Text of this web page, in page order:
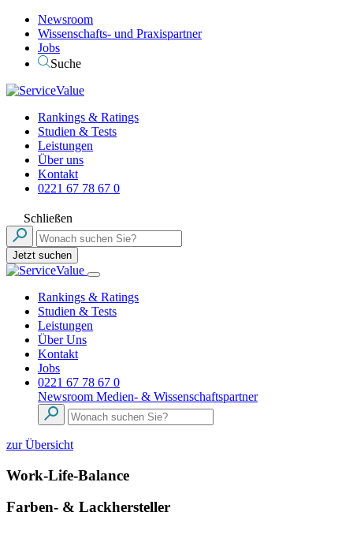
Newsroom
Wissenschafts- und Praxispartner
Jobs
Suche
Rankings & Ratings
Studien & Tests
Leistungen
Über uns
Kontakt
0221 67 78 67 0
Schließen
Jetzt suchen
Rankings & Ratings
Studien & Tests
Leistungen
Über Uns
Kontakt
Jobs
0221 67 78 67 0
Newsroom Medien- & Wissenschaftspartner
zur Übersicht
Work-Life-Balance
Farben- & Lackhersteller